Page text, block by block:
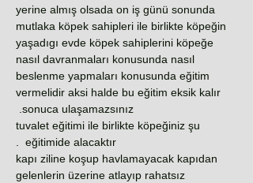
yerine almış olsada on iş günü sonunda
mutlaka köpek sahipleri ile birlikte köpeğin
yaşadıgı evde köpek sahiplerini köpeğe
nasıl davranmaları konusunda nasıl
beslenme yapmaları konusunda eğitim
vermelidir aksi halde bu eğitim eksik kalır
sonuca ulaşamazsınız.
tuvalet eğitimi ile birlikte köpeğiniz şu
eğitimide alacaktır .
kapı ziline koşup havlamayacak kapıdan
gelenlerin üzerine atlayıp rahatsız